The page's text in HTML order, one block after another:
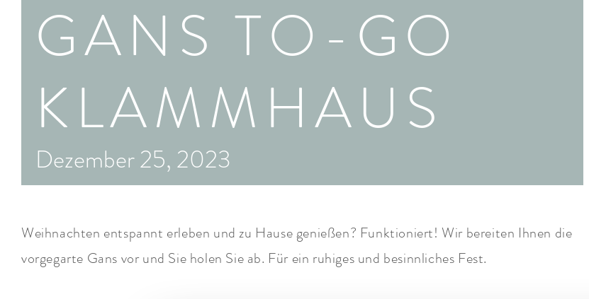
GANS TO-GO
KLAMMHAUS
Dezember 25, 2023
Weihnachten entspannt erleben und zu Hause genießen? Funktioniert! Wir bereiten Ihnen die
vorgegarte Gans vor und Sie holen Sie ab. Für ein ruhiges und besinnliches Fest.